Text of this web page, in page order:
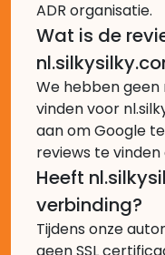
ADR organisatie.
Wat is de
We hebben
vinden voor
aan om Google
reviews te
Heeft
verbinding?
Tijdens onze
geen SSL